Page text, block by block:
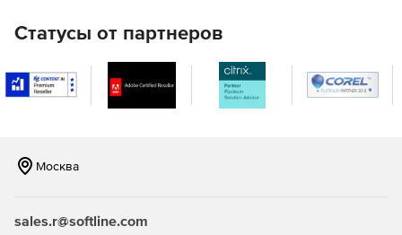
управления
Готовое программное обеспечение для удаленного
управления рабочим столом HIPAA, помогающее
компьютерам Windows, Mac и Linux с 10+ первоклассными
функциями.
Системный менеджер
12+ удобных инструментов для удаленного решения
строке, реестру, управление пользователями, файлами,
Статусы от партнеров
Москва
sales.r@softline.com